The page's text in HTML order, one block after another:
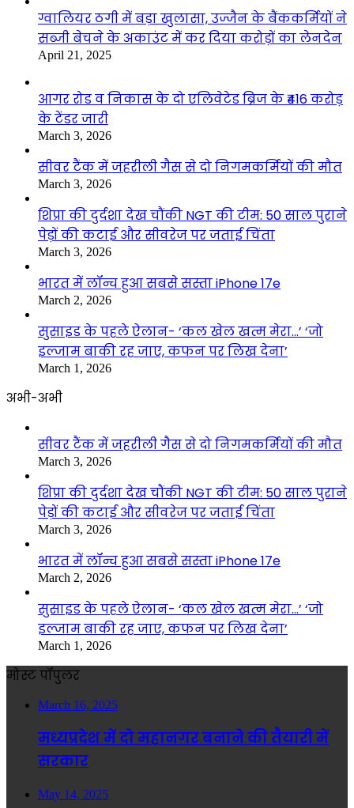
ग्वालियर ठगी में बड़ा खुलासा, उज्जैन के बैंककर्मियों ने
सब्जी बेचने के अकाउंट में कर दिया करोड़ों का लेनदेन
April 21, 2025
आगर रोड व निकास के दो एलिवेटेड ब्रिज के ₹416 करोड़
के टेंडर जारी
March 3, 2026
सीवर टैंक में जहरीली गैस से दो निगमकर्मियों की मौत
March 3, 2026
शिप्रा की दुर्दशा देख चौंकी NGT की टीम: 50 साल पुराने
पेड़ों की कटाई और सीवरेज पर जताई चिंता
March 3, 2026
भारत में लॉन्च हुआ सबसे सस्ता iPhone 17e
March 2, 2026
सुसाइड के पहले ऐलान- ‘कल खेल खत्म मेरा…’ ‘जो
इल्जाम बाकी रह जाए, कफन पर लिख देना’
March 1, 2026
अभी-अभी
सीवर टैंक में जहरीली गैस से दो निगमकर्मियों की मौत
March 3, 2026
शिप्रा की दुर्दशा देख चौंकी NGT की टीम: 50 साल पुराने
पेड़ों की कटाई और सीवरेज पर जताई चिंता
March 3, 2026
भारत में लॉन्च हुआ सबसे सस्ता iPhone 17e
March 2, 2026
सुसाइड के पहले ऐलान- ‘कल खेल खत्म मेरा…’ ‘जो
इल्जाम बाकी रह जाए, कफन पर लिख देना’
March 1, 2026
मोस्ट पॉपुलर
March 16, 2025
मध्यप्रदेश में दो महानगर बनाने की तैयारी में
सरकार
May 14, 2025